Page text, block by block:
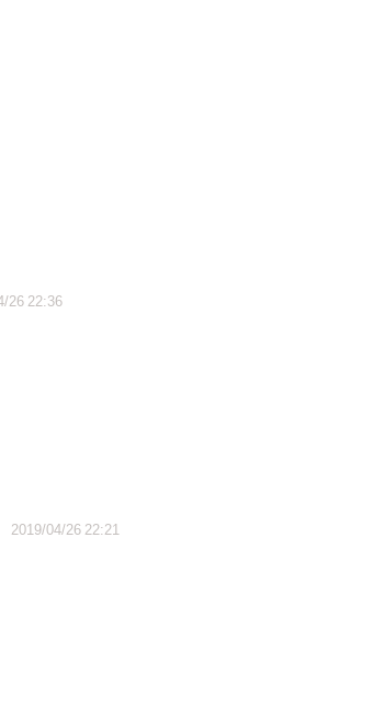
26 22:36
2019/04/26 22:21